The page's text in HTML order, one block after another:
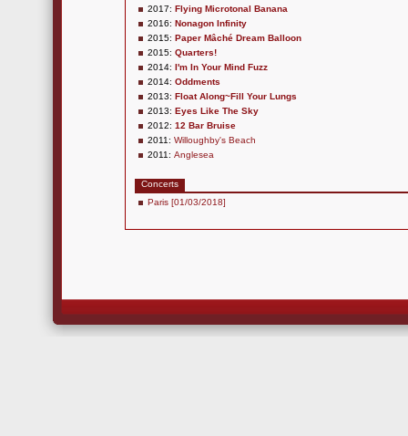
2017: Flying Microtonal Banana
2016: Nonagon Infinity
2015: Paper Mâché Dream Balloon
2015: Quarters!
2014: I'm In Your Mind Fuzz
2014: Oddments
2013: Float Along~Fill Your Lungs
2013: Eyes Like The Sky
2012: 12 Bar Bruise
2011: Willoughby's Beach
2011: Anglesea
Concerts
Paris [01/03/2018]